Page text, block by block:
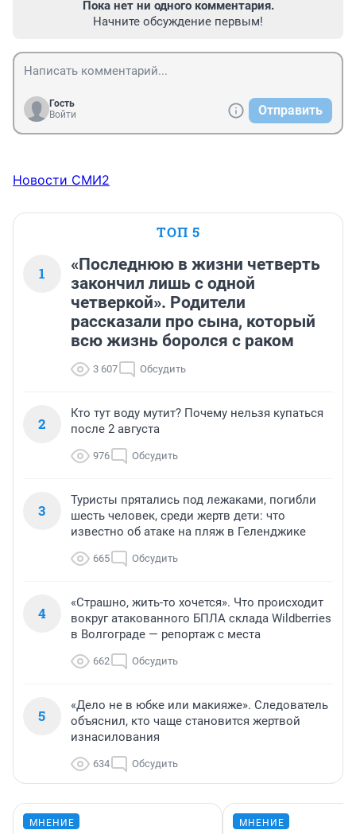
Пока нет ни одного комментария.
Начните обсуждение первым!
Гость
Войти
Отправить
Новости СМИ2
ТОП 5
1
«Последнюю в жизни четверть
закончил лишь с одной
четверкой». Родители
рассказали про сына, который
всю жизнь боролся с раком
3 607 Обсудить
2
Кто тут воду мутит? Почему нельзя купаться
после 2 августа
976 Обсудить
3
Туристы прятались под лежаками, погибли
шесть человек, среди жертв дети: что
известно об атаке на пляж в Геленджике
665 Обсудить
4
«Страшно, жить-то хочется». Что происходит
вокруг атакованного БПЛА склада Wildberries
в Волгограде — репортаж с места
662 Обсудить
5
«Дело не в юбке или макияже». Следователь
объяснил, кто чаще становится жертвой
изнасилования
634 Обсудить
МНЕНИЕ МНЕНИЕ